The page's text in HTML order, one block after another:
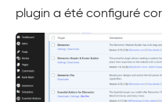
plugin a été configuré